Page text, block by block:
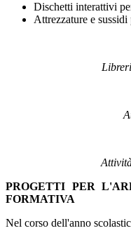
Dischetti interattivi
Attrezzature e
PROGETTI PER
FORMATIVA
Nel corso dell'anno